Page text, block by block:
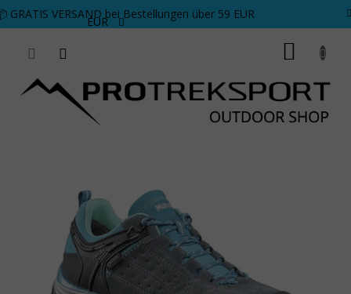
Zum Inhalt springen
GRATIS VERSAND bei Bestellungen über 59 EUR
EUR